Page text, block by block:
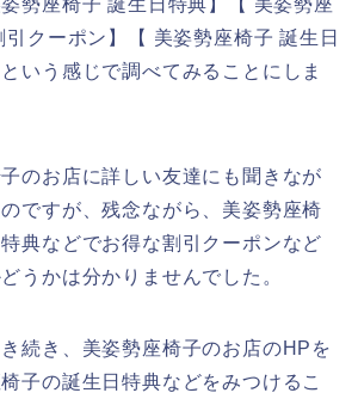
クーポン】【 美姿勢座椅子 誕生日
いう感じで調べてみることにしま
のお店に詳しい友達にも聞きなが
ですが、残念ながら、美姿勢座椅
典などでお得な割引クーポンなど
うかは分かりませんでした。
続き、美姿勢座椅子のお店のHPを
子の誕生日特典などをみつけるこ